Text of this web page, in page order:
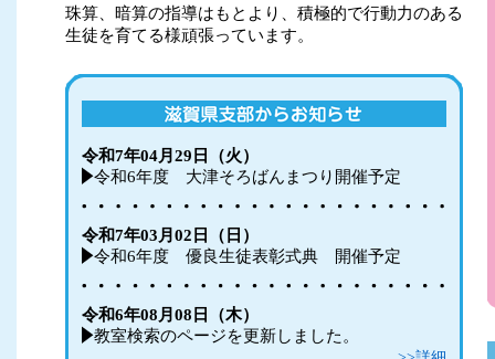
珠算、暗算の指導はもとより、積極的で行動力のある
生徒を育てる様頑張っています。
令和7年04月29日（火）
令和6年度 大津そろばんまつり開催予定
令和7年03月02日（日）
令和6年度 優良生徒表彰式典 開催予定
令和6年08月08日（木）
教室検索のページを更新しました。